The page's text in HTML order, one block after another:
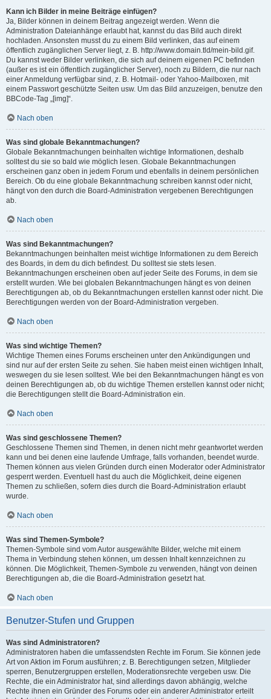
Kann ich Bilder in meine Beiträge einfügen?
Ja, Bilder können in deinem Beitrag angezeigt werden. Wenn die
Administration Dateianhänge erlaubt hat, kannst du das Bild auch direkt
hochladen. Ansonsten musst du zu einem Bild verlinken, das auf einem
öffentlich zugänglichen Server liegt, z. B. http://www.domain.tld/mein-bild.gif.
Du kannst weder Bilder verlinken, die sich auf deinem eigenen PC befinden
(außer es ist ein öffentlich zugänglicher Server), noch zu Bildern, die nur nach
einer Anmeldung verfügbar sind, z. B. Hotmail- oder Yahoo-Mailboxen, mit
einem Passwort geschützte Seiten usw. Um das Bild anzuzeigen, benutze den
BBCode-Tag „[img]“.
Nach oben
Was sind globale Bekanntmachungen?
Globale Bekanntmachungen beinhalten wichtige Informationen, deshalb
solltest du sie so bald wie möglich lesen. Globale Bekanntmachungen
erscheinen ganz oben in jedem Forum und ebenfalls in deinem persönlichen
Bereich. Ob du eine globale Bekanntmachung schreiben kannst oder nicht,
hängt von den durch die Board-Administration vergebenen Berechtigungen
ab.
Nach oben
Was sind Bekanntmachungen?
Bekanntmachungen beinhalten meist wichtige Informationen zu dem Bereich
des Boards, in dem du dich befindest. Du solltest sie stets lesen.
Bekanntmachungen erscheinen oben auf jeder Seite des Forums, in dem sie
erstellt wurden. Wie bei globalen Bekanntmachungen hängt es von deinen
Berechtigungen ab, ob du Bekanntmachungen erstellen kannst oder nicht. Die
Berechtigungen werden von der Board-Administration vergeben.
Nach oben
Was sind wichtige Themen?
Wichtige Themen eines Forums erscheinen unter den Ankündigungen und
sind nur auf der ersten Seite zu sehen. Sie haben meist einen wichtigen Inhalt,
weswegen du sie lesen solltest. Wie bei den Bekanntmachungen hängt es von
deinen Berechtigungen ab, ob du wichtige Themen erstellen kannst oder nicht;
die Berechtigungen stellt die Board-Administration ein.
Nach oben
Was sind geschlossene Themen?
Geschlossene Themen sind Themen, in denen nicht mehr geantwortet werden
kann und bei denen eine laufende Umfrage, falls vorhanden, beendet wurde.
Themen können aus vielen Gründen durch einen Moderator oder Administrator
gesperrt werden. Eventuell hast du auch die Möglichkeit, deine eigenen
Themen zu schließen, sofern dies durch die Board-Administration erlaubt
wurde.
Nach oben
Was sind Themen-Symbole?
Themen-Symbole sind vom Autor ausgewählte Bilder, welche mit einem
Thema in Verbindung stehen können, um dessen Inhalt kennzeichnen zu
können. Die Möglichkeit, Themen-Symbole zu verwenden, hängt von deinen
Berechtigungen ab, die die Board-Administration gesetzt hat.
Nach oben
Benutzer-Stufen und Gruppen
Was sind Administratoren?
Administratoren haben die umfassendsten Rechte im Forum. Sie können jede
Art von Aktion im Forum ausführen; z. B. Berechtigungen setzen, Mitglieder
sperren, Benutzergruppen erstellen, Moderationsrechte vergeben usw. Die
Rechte, die ein Administrator hat, sind allerdings davon abhängig, welche
Rechte ihnen ein Gründer des Forums oder ein anderer Administrator erteilt